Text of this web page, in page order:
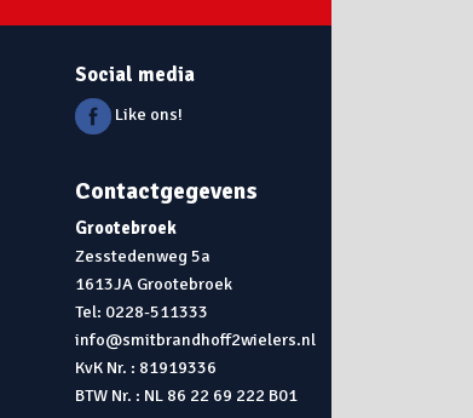
Social media
Like ons!
Contactgegevens
Grootebroek
Zesstedenweg 5a
1613JA Grootebroek
Tel: 0228-511333
info@smitbrandhoff2wielers.nl
KvK Nr. : 81919336
BTW Nr. : NL 86 22 69 222 B01